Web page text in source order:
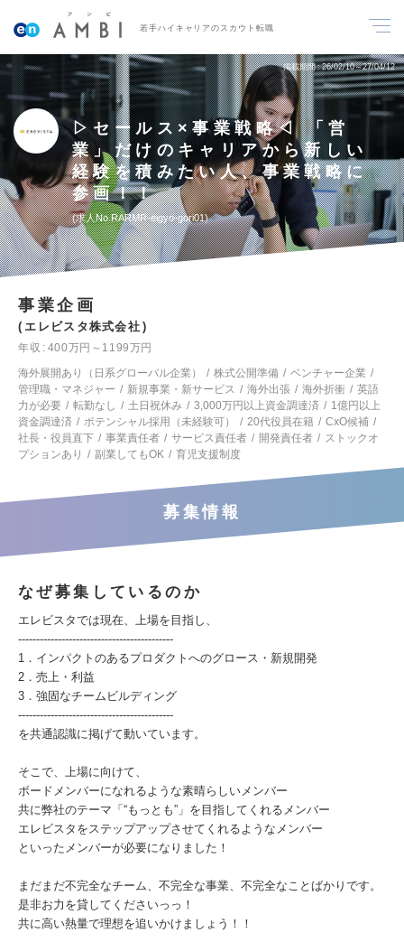
若手ハイキャリアのスカウト転職
掲載期間 26/02/10～27/04/12
▷セールス×事業戦略◁ 「営
業」だけのキャリアから新しい
経験を積みたい人、事業戦略に
参画！！
求人No.RARMR-eigyo-gori01
事業企画
エレビスタ株式会社
年収
400万円～1199万円
海外展開あり（日系グローバル企業）
株式公開準備
ベンチャー企業
管理職・マネジャー
新規事業・新サービス 海外出張 海外折衝
英語
力が必要
転勤なし 土日祝休み 3,000万円以上資金調達済
1億円以上
資金調達済
ポテンシャル採用（未経験可） 20代役員在籍
CxO候補
社長・役員直下
事業責任者 サービス責任者 開発責任者
ストックオ
プションあり
副業してもOK 育児支援制度
募集情報
なぜ募集しているのか
エレビスタでは現在、上場を目指し、
-------------------------------------------
1．インパクトのあるプロダクトへのグロース・新規開発
2．売上・利益
3．強固なチームビルディング
-------------------------------------------
を共通認識に掲げて動いています。
そこで、上場に向けて、
ボードメンバーになれるような素晴らしいメンバー
共に弊社のテーマ「“もっとも”」を目指してくれるメンバー
エレビスタをステップアップさせてくれるようなメンバー
といったメンバーが必要になりました！
まだまだ不完全なチーム、不完全な事業、不完全なことばかりです。
是非お力を貸してくださいっっ！
共に高い熱量で理想を追いかけましょう！！